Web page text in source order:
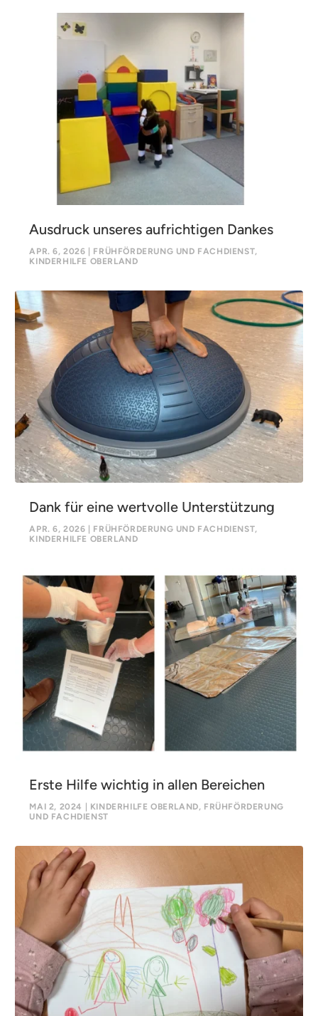
Ausdruck unseres aufrichtigen Dankes
APR. 6, 2026 FRÜHFÖRDERUNG UND FACHDIENST,
KINDERHILFE OBERLAND
Dank für eine wertvolle Unterstützung
APR. 6, 2026 FRÜHFÖRDERUNG UND FACHDIENST,
KINDERHILFE OBERLAND
Erste Hilfe wichtig in allen Bereichen
MAI 2, 2024 KINDERHILFE OBERLAND, FRÜHFÖRDERUNG
UND FACHDIENST